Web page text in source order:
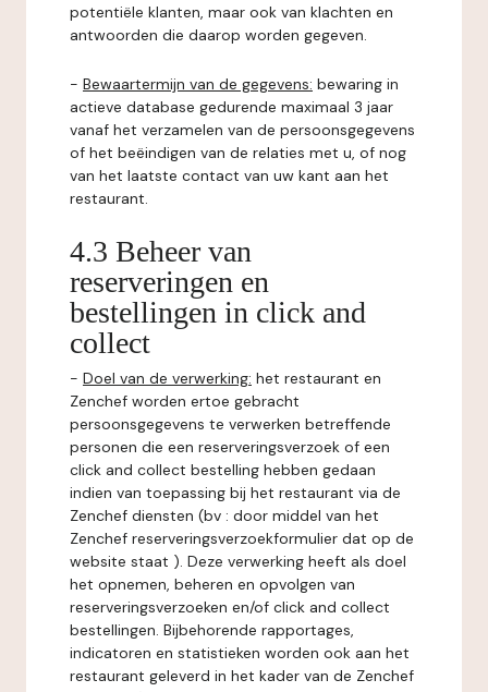
potentiële klanten, maar ook van klachten en
antwoorden die daarop worden gegeven.
- Bewaartermijn van de gegevens: bewaring in
actieve database gedurende maximaal 3 jaar
vanaf het verzamelen van de persoonsgegevens
of het beëindigen van de relaties met u, of nog
van het laatste contact van uw kant aan het
restaurant.
4.3 Beheer van
reserveringen en
bestellingen in click and
collect
- Doel van de verwerking: het restaurant en
Zenchef worden ertoe gebracht
persoonsgegevens te verwerken betreffende
personen die een reserveringsverzoek of een
click and collect bestelling hebben gedaan
indien van toepassing bij het restaurant via de
Zenchef diensten (bv : door middel van het
Zenchef reserveringsverzoekformulier dat op de
website staat ). Deze verwerking heeft als doel
het opnemen, beheren en opvolgen van
reserveringsverzoeken en/of click and collect
bestellingen. Bijbehorende rapportages,
indicatoren en statistieken worden ook aan het
restaurant geleverd in het kader van de Zenchef